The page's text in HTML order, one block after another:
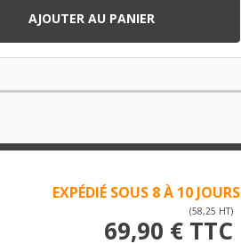
AJOUTER AU PANIER
EXPÉDIÉ SOUS 8 À 10 JOURS
(58,25 HT)
69,90 € TTC